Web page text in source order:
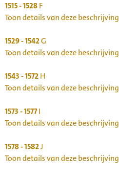
1515 - 1528F
Toon details van deze beschrijving
1529 - 1542G
Toon details van deze beschrijving
1543 - 1572H
Toon details van deze beschrijving
1573 - 1577I
Toon details van deze beschrijving
1578 - 1582J
Toon details van deze beschrijving